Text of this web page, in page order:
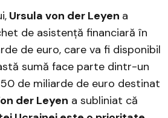
Ursula von der Leyen a
de asistență financiară în
de euro, care va fi disponibil
sumă face parte dintr-un
de miliarde de euro destinat
der Leyen a subliniat că